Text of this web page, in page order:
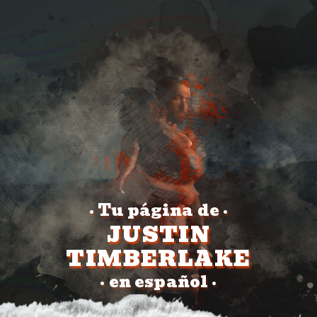
•Tu página de •
JUSTIN
TIMBERLAKE
•en español •